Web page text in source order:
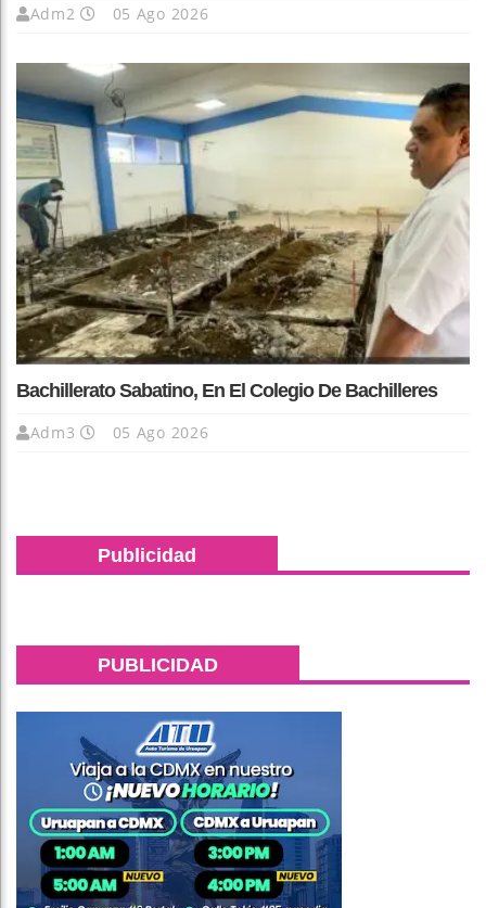
Adm2 05 Ago 2026
Bachillerato Sabatino, En El Colegio De Bachilleres
Adm3 05 Ago 2026
Publicidad
PUBLICIDAD